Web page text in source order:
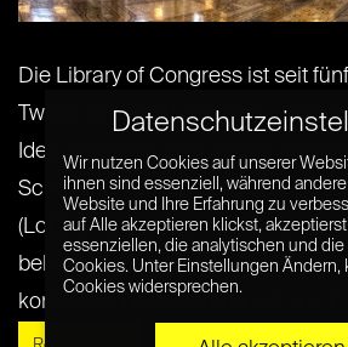
Die Library of Congress ist seit
Twitter-Archiv zu erstellen –
Idee, praktisch aber immer noch
Schon im Frühling 2010 gab die
(LoC), eine der bedeutendsten
bekannt, einen großen Schritt zu
komplette Twitter-Archiv zu[...] [...]
Wir nutzen Cookies auf unserer
ihnen sind essenziell, während
Website und Ihre Erfahrung zu
auf Alle akzeptieren klickst,
essenziellen, die analytischen und
Cookies. Unter Einstellungen Ändern,
Cookies widersprechen.